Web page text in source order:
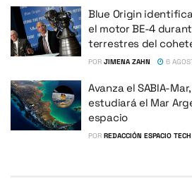
Blue Origin
el motor BE-4
terrestres del
POR JIMENA ZAHN 6
Avanza el SABIA-
estudiará el Mar
espacio
POR REDACCIÓN ESPACIO TECH